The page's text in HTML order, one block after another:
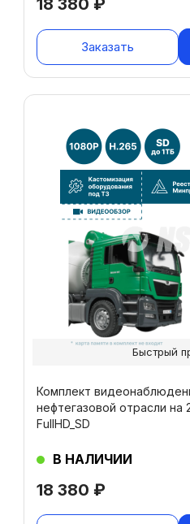
18 380 ₽
Заказать
18 380 ₽
Комплект
нефтегазовой отрасли на
FullHD_SD
В НАЛИЧИИ
Быстрый